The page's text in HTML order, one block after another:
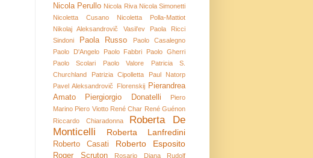
Nicola Perullo Nicola Riva Nicola Simonetti
Nicoletta Cusano
Nicoletta Polla-Mattiot
Nikolaj Aleksandrovič Vasil’ev
Paola Ricci
Sindoni
Paola Russo
Paolo Casalegno
Paolo D'Angelo
Paolo Fabbri
Paolo Gherri
Paolo Scolari
Paolo Valore
Patricia S.
Churchland
Patrizia Cipolletta
Paul Natorp
Pavel Aleksandrovič Florenskij
Pierandrea
Amato
Piergiorgio Donatelli
Piero
Marino Piero Viotto René Char René Guénon
Riccardo Chiaradonna
Roberta De
Monticelli
Roberta Lanfredini
Roberto Casati Roberto Esposito
Roger Scruton Rosario Diana Rudolf